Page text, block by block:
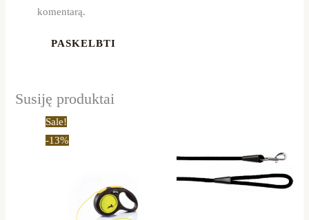
komentarą.
Susiję produktai
Sale!
-13%
variants.
The
through
18,99 €
has
multiple